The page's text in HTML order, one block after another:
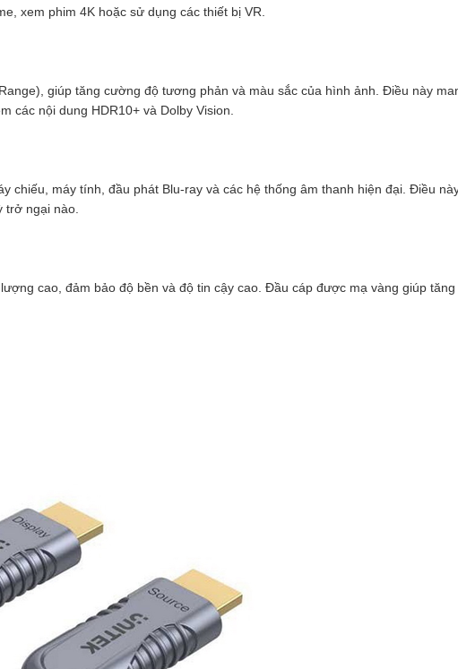
xem phim 4K hoặc sử dụng các thiết bị VR.
giúp tăng cường độ tương phản và màu sắc của hình ảnh. Điều này
các nội dung HDR10+ và Dolby Vision.
chiếu, máy tính, đầu phát Blu-ray và các hệ thống âm thanh hiện đại. Điều
trở ngại nào.
cao, đảm bảo độ bền và độ tin cậy cao. Đầu cáp được mạ vàng giúp tăng